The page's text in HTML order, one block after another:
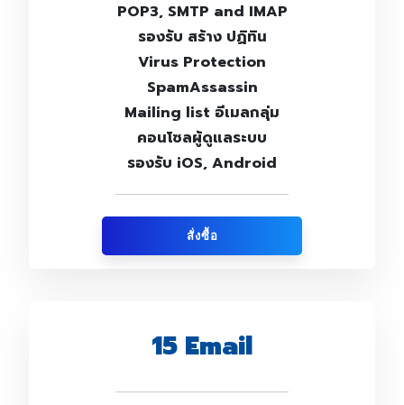
POP3, SMTP and IMAP
รองรับ สร้าง ปฏิทิน
Virus Protection
SpamAssassin
Mailing list อีเมลกลุ่ม
คอนโซลผู้ดูแลระบบ
รองรับ iOS, Android
สั่งซื้อ
15 Email